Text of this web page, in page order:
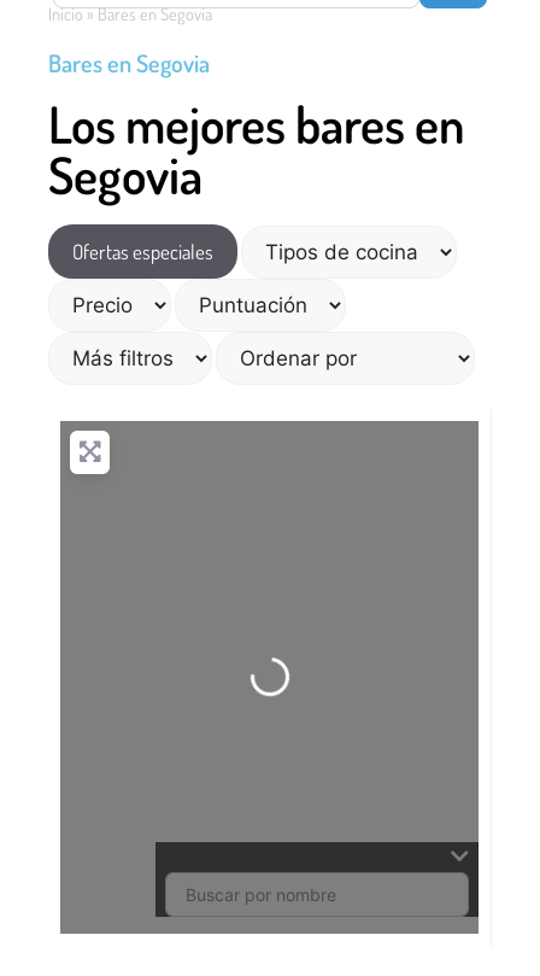
Inicio»Bares en Segovia
Bares en Segovia
Los mejores bares en
Segovia
Ofertas especiales
Cargando…